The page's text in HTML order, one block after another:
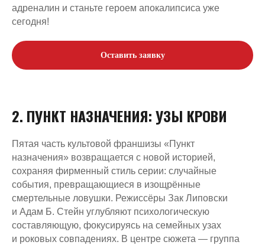
адреналин и станьте героем апокалипсиса уже
сегодня!
Оставить заявку
2. ПУНКТ НАЗНАЧЕНИЯ: УЗЫ КРОВИ
Пятая часть культовой франшизы «Пункт
назначения» возвращается с новой историей,
сохраняя фирменный стиль серии: случайные
события, превращающиеся в изощрённые
смертельные ловушки. Режиссёры Зак Липовски
и Адам Б. Стейн углубляют психологическую
составляющую, фокусируясь на семейных узах
и роковых совпадениях. В центре сюжета — группа